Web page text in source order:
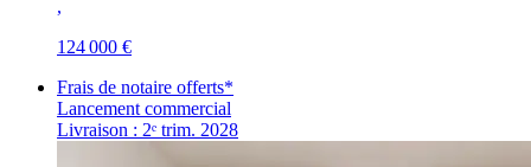
,
124 000 €
Frais de notaire offerts*
Lancement commercial
Livraison : 2ᵉ trim. 2028